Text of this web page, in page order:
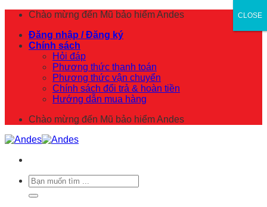
Skip
content
Chào mừng đến Mũ bảo hiểm Andes
Đăng nhập / Đăng ký
Chính sách
Hỏi đáp
Phương thức thanh toán
Phương thức vận chuyển
Chính sách đổi trả & hoàn tiền
Hướng dẫn mua hàng
Chào mừng đến Mũ bảo hiểm Andes
Tìm
kiếm:
CLOSE
CLOSE